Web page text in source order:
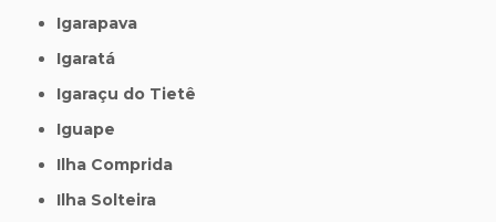
Igarapava
Igaratá
Igaraçu do Tietê
Iguape
Ilha Comprida
Ilha Solteira